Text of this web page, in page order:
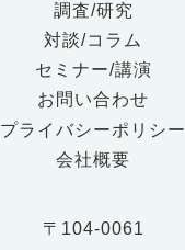
調査/研究
対談/コラム
セミナー/講演
お問い合わせ
プライバシーポリシー
会社概要
〒104-0061